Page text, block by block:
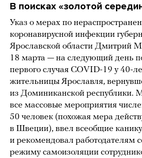
В поисках «золотой
Указ о мерах по
коронавирусной инфекции
Ярославской области Дмитрий
18 марта — на следующий день
первого случая COVID-19 у 40-
жительницы Ярославля,
из Доминиканской республики.
все массовые мероприятия
50 человек (похожая мера
в Швеции), ввел всеобщие
и рекомендовал работодателям
режиму самоизоляции